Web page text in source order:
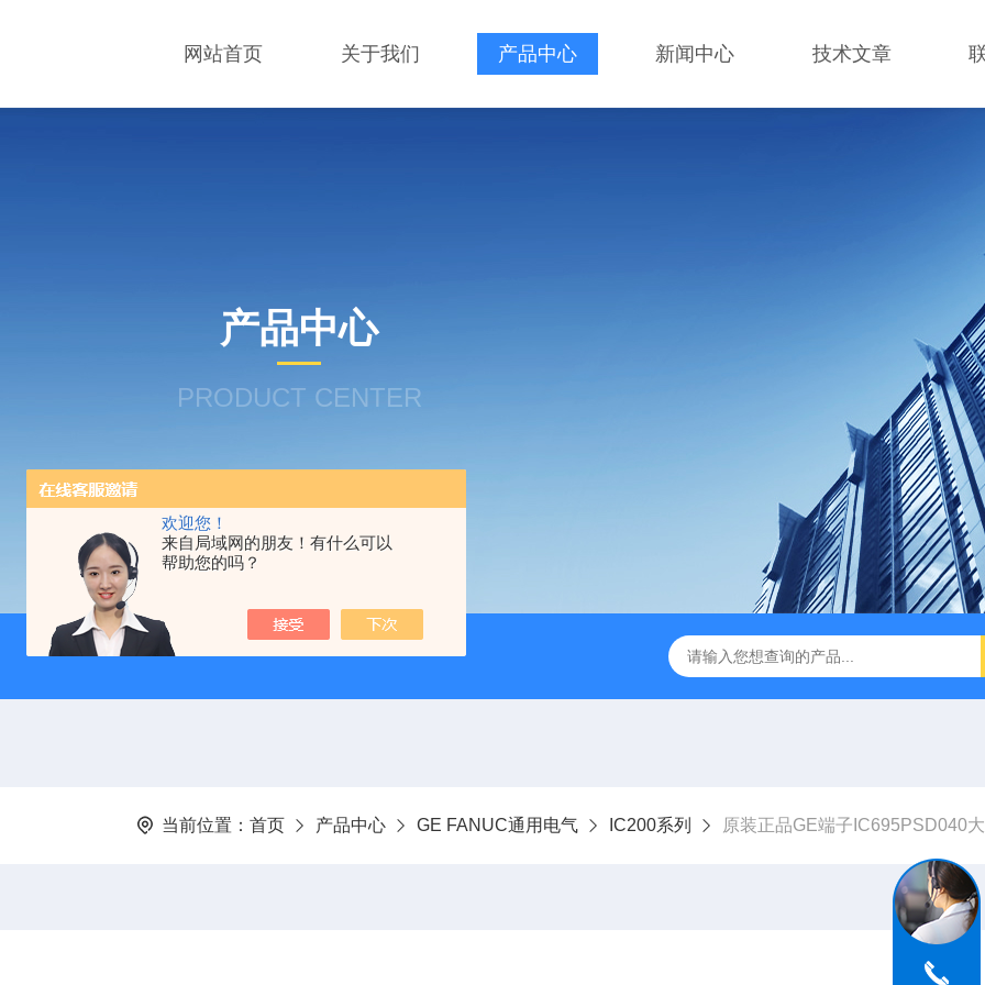
欢迎您！
来自局域网的朋友！有什么可以
帮助您的吗？
网站首页 关于我们 产品中心 新闻中心 技术文章
产品中心
PRODUCT CENTER
当前位置： 首页 产品中心 GE FANUC通用电气 IC200系列 原装正品GE端子IC695PSD040